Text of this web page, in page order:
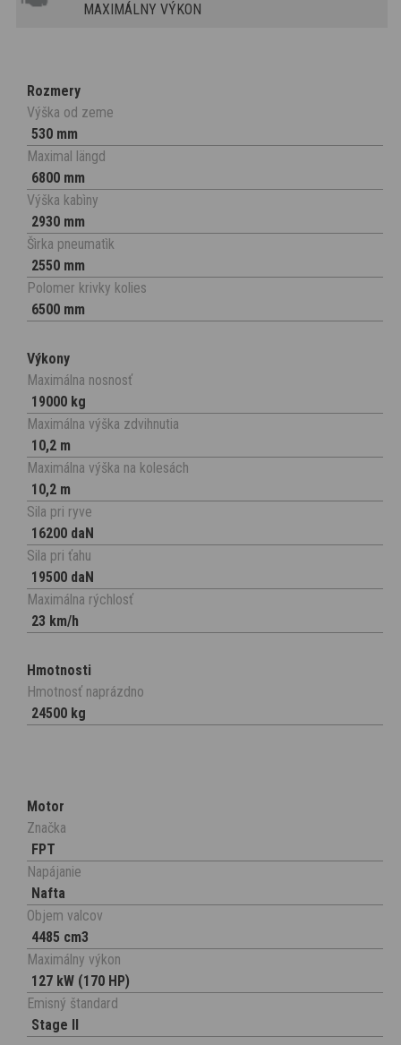
MAXIMÁLNY VÝKON
Rozmery
Výška od zeme
530 mm
Maximal längd
6800 mm
Výška kabìny
2930 mm
Šìrka pneumatìk
2550 mm
Polomer krivky kolies
6500 mm
Výkony
Maximálna nosnosť
19000 kg
Maximálna výška zdvihnutia
10,2 m
Maximálna výška na kolesách
10,2 m
Sila pri ryve
16200 daN
Sila pri ťahu
19500 daN
Maximálna rýchlosť
23 km/h
Hmotnosti
Hmotnosť naprázdno
24500 kg
Motor
Značka
FPT
Napájanie
Nafta
Objem valcov
4485 cm3
Maximálny výkon
127 kW (170 HP)
Emisný štandard
Stage II